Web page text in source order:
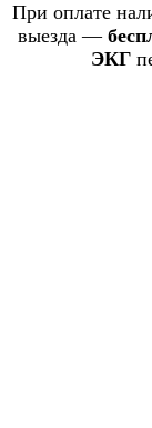
При оплате
выезда —
ЭКГ